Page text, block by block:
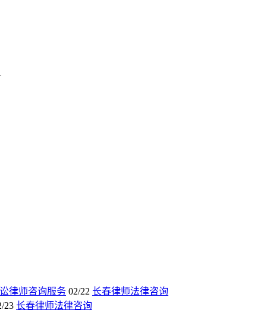
律师咨询服务 02/22 长春律师法律咨询
23 长春律师法律咨询